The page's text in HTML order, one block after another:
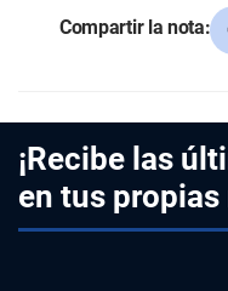
Compartir la nota:
¡Recibe las
en tus propias